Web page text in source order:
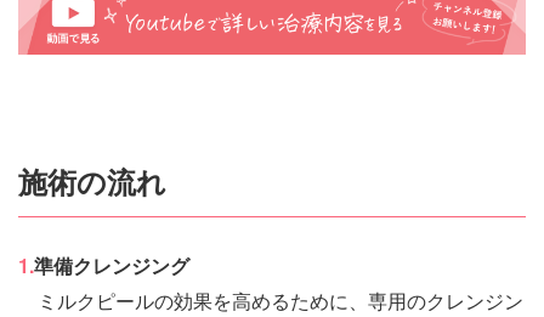
施術の流れ
1.準備クレンジング
ミルクピールの効果を高めるために、専用のクレンジン